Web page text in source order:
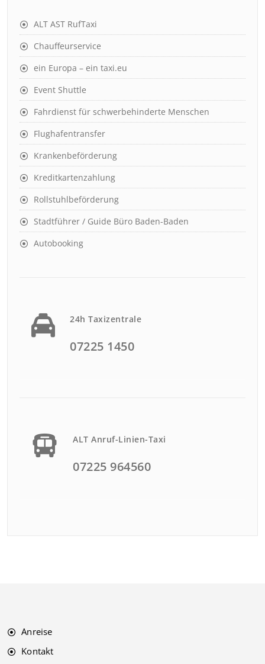
ALT AST RufTaxi
Chauffeurservice
ein Europa – ein taxi.eu
Event Shuttle
Fahrdienst für schwerbehinderte Menschen
Flughafentransfer
Krankenbeförderung
Kreditkartenzahlung
Rollstuhlbeförderung
Stadtführer / Guide Büro Baden-Baden
Autobooking
24h Taxizentrale
07225 1450
ALT Anruf-Linien-Taxi
07225 964560
Anreise
Kontakt